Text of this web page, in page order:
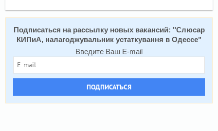
Подписаться на расcылку новых вакансий: "Слюсар
КИПиА, налагоджувальник устаткування в Одессе"
Введите Ваш E-mail
ПОДПИСАТЬСЯ